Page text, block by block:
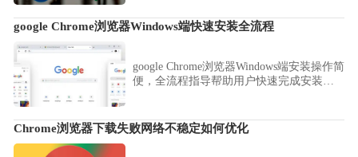
google Chrome浏览器Windows端快速安装全流程
google Chrome浏览器Windows端安装操作简
便，全流程指导帮助用户快速完成安装，
Chrome浏览器下载失败网络不稳定如何优化